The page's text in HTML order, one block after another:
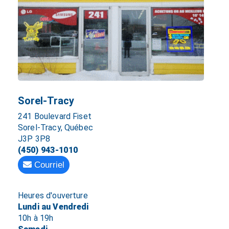
Sorel-Tracy
241 Boulevard Fiset
Sorel-Tracy, Québec
J3P 3P8
(450) 943-1010
Courriel
Heures d'ouverture
Lundi au Vendredi
10h à 19h